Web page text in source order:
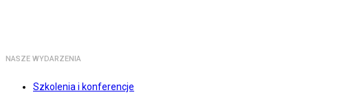
NASZE WYDARZENIA
Szkolenia i konferencje